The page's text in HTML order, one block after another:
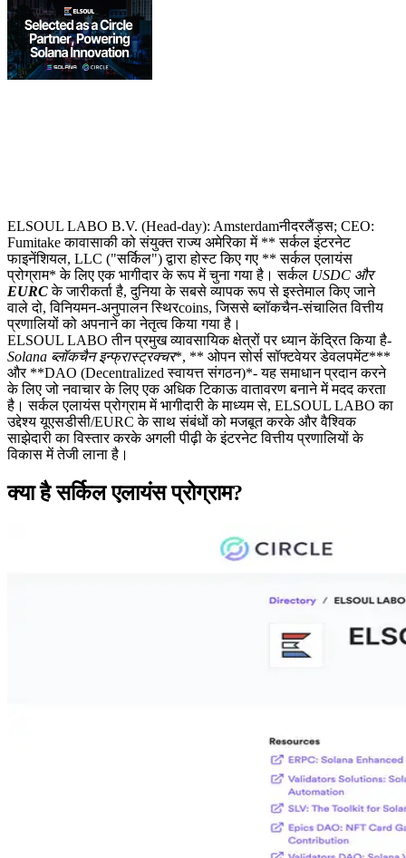
ELSOUL LABO B.V. (Head-day): Amsterdamनीदरलैंड्स; CEO:
Fumitake कावासाकी को संयुक्त राज्य अमेरिका में ** सर्कल इंटरनेट
फाइनेंशियल, LLC ("सर्किल") द्वारा होस्ट किए गए ** सर्कल एलायंस
प्रोग्राम* के लिए एक भागीदार के रूप में चुना गया है। सर्कल USDC और
EURCके जारीकर्ता है, दुनिया के सबसे व्यापक रूप से इस्तेमाल किए जाने
वाले दो, विनियमन-अनुपालन स्थिरcoins, जिससे ब्लॉकचैन-संचालित वित्तीय
प्रणालियों को अपनाने का नेतृत्व किया गया है।
ELSOUL LABO तीन प्रमुख व्यावसायिक क्षेत्रों पर ध्यान केंद्रित किया है-
Solana ब्लॉकचैन इन्फ्रास्ट्रक्चर*, ** ओपन सोर्स सॉफ्टवेयर डेवलपमेंट***
और **DAO (Decentralized स्वायत्त संगठन)*- यह समाधान प्रदान करने
के लिए जो नवाचार के लिए एक अधिक टिकाऊ वातावरण बनाने में मदद करता
है। सर्कल एलायंस प्रोग्राम में भागीदारी के माध्यम से, ELSOUL LABO का
उद्देश्य यूएसडीसी/EURC के साथ संबंधों को मजबूत करके और वैश्विक
साझेदारी का विस्तार करके अगली पीढ़ी के इंटरनेट वित्तीय प्रणालियों के
विकास में तेजी लाना है।
क्या है सर्किल एलायंस प्रोग्राम?